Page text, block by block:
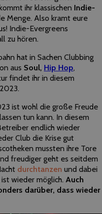
ihr klassischen Indie-
Menge. Also kramt eure
Indie-Evergreens
zu hören.
hat in Sachen Clubbing
aus Soul, Hip Hop,
findet ihr in diesem
ist wohl die große Freude
tun kann. In diesem
endlich wieder
Club die Krise gut
mussten ihre Tore
freudiger geht es seitdem
durchtanzen und dabei
wieder möglich. Auch
darüber, dass wieder